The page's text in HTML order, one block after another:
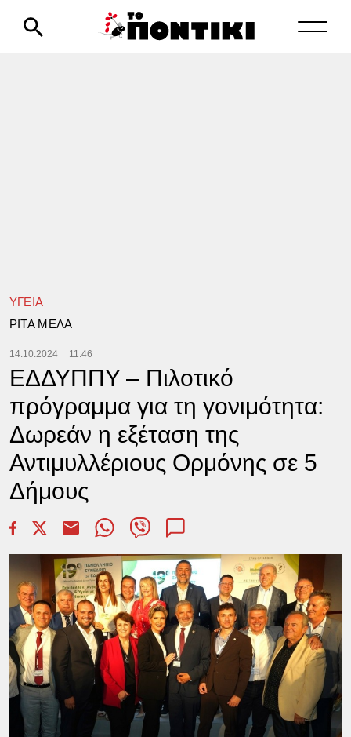
ΥΓΕΙΑ
ΡΙΤΑ ΜΕΛΑ
14.10.2024 11:46
ΕΔΔΥΠΠΥ – Πιλοτικό
πρόγραμμα για τη γονιμότητα:
Δωρεάν η εξέταση της
Αντιμυλλέριους Ορμόνης σε 5
Δήμους